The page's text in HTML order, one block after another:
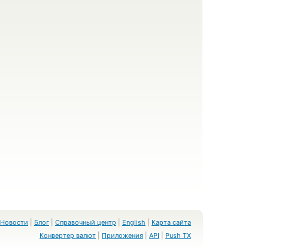
Новости Блог Справочный центр English
Карта сайта
Конвертер валют
Приложения API Push TX